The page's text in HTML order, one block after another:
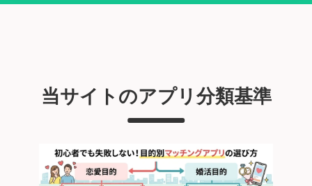
当サイトのアプリ分類基準